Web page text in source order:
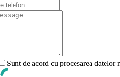
Sunt de acord cu procesarea